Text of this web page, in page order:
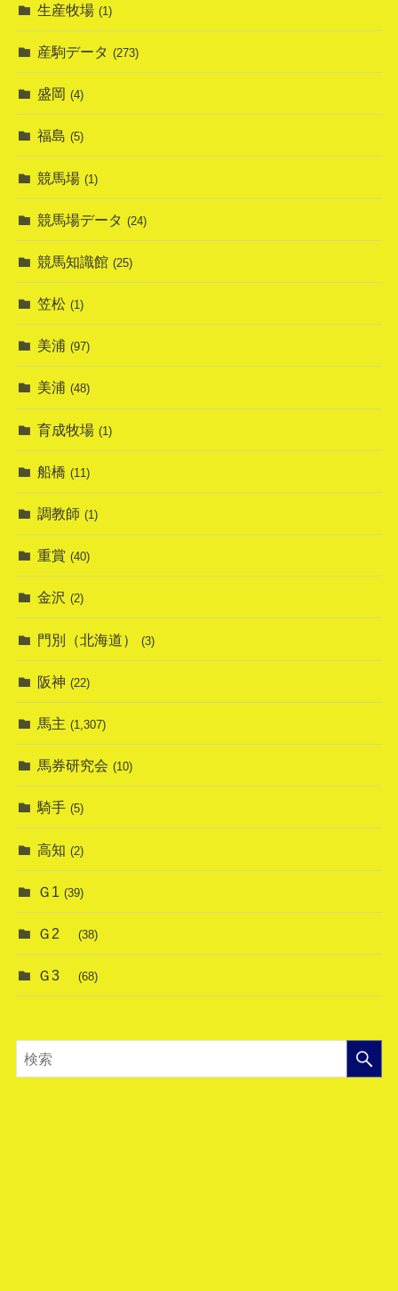
生産牧場 (1)
産駒データ (273)
盛岡 (4)
福島 (5)
競馬場 (1)
競馬場データ (24)
競馬知識館 (25)
笠松 (1)
美浦 (97)
美浦 (48)
育成牧場 (1)
船橋 (11)
調教師 (1)
重賞 (40)
金沢 (2)
門別（北海道） (3)
阪神 (22)
馬主 (1,307)
馬券研究会 (10)
騎手 (5)
高知 (2)
Ｇ1 (39)
Ｇ2 (38)
Ｇ3 (68)